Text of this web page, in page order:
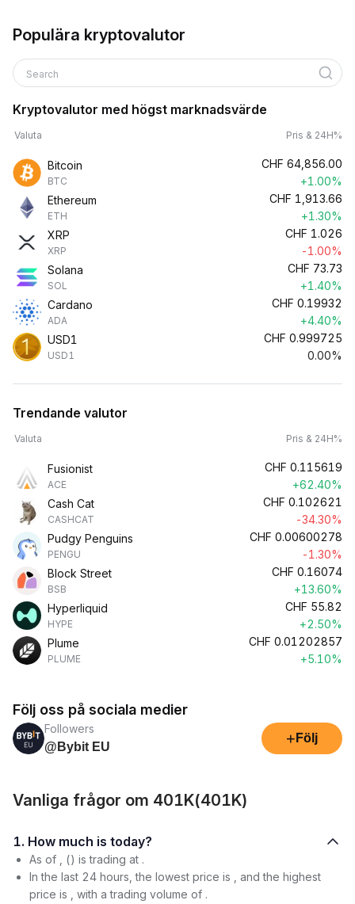
Populära kryptovalutor
Search
Kryptovalutor med högst marknadsvärde
Valuta Pris & 24H%
Bitcoin
BTC
CHF 64,856.00
+1.00%
Ethereum
ETH
CHF 1,913.66
+1.30%
XRP
XRP
CHF 1.026
-1.00%
Solana
SOL
CHF 73.73
+1.40%
Cardano
ADA
CHF 0.19932
+4.40%
USD1
USD1
CHF 0.999725
0.00%
Trendande valutor
Valuta Pris & 24H%
Fusionist
ACE
CHF 0.115619
+62.40%
Cash Cat
CASHCAT
CHF 0.102621
-34.30%
Pudgy Penguins
PENGU
CHF 0.00600278
-1.30%
Block Street
BSB
CHF 0.16074
+13.60%
Hyperliquid
HYPE
CHF 55.82
+2.50%
Plume
PLUME
CHF 0.01202857
+5.10%
Följ oss på sociala medier
Followers
@Bybit EU
+ Följ
Vanliga frågor om 401K(401K)
1. How much is today?
As of , () is trading at .
In the last 24 hours, the lowest price is , and the highest
price is , with a trading volume of .